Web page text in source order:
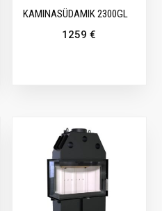
KAMINASÜDAMIK 2300GL
1259€